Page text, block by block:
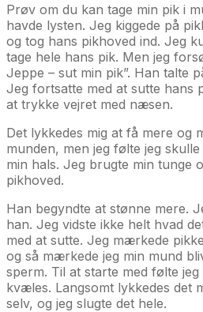
Prøv om du kan tage min pik i
havde lysten. Jeg kiggede på
og tog hans pikhoved ind. Jeg
tage hele hans pik. Men jeg
Jeppe – sut min pik”. Han talte
Jeg fortsatte med at sutte hans
at trykke vejret med næsen.
Det lykkedes mig at få mere og
munden, men jeg følte jeg
min hals. Jeg brugte min tunge
pikhoved.
Han begyndte at stønne mere.
han. Jeg vidste ikke helt hvad
med at sutte. Jeg mærkede
og så mærkede jeg min mund
sperm. Til at starte med følte
kvæles. Langsomt lykkedes det
selv, og jeg slugte det hele.